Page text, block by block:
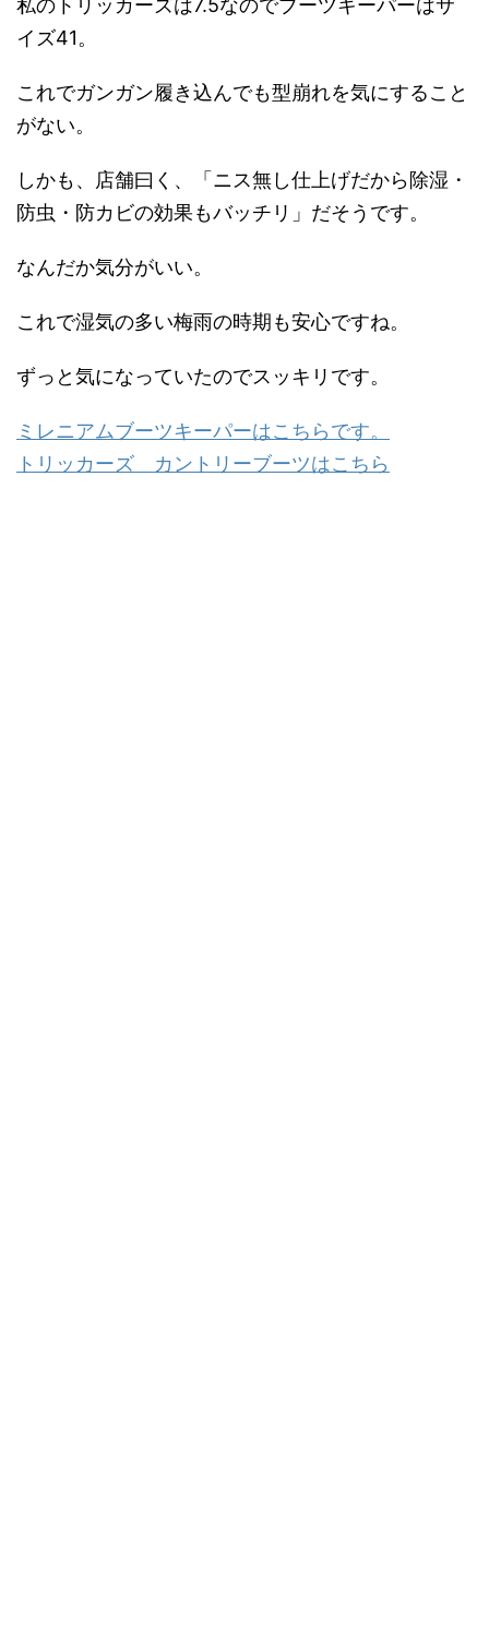
私のトリッカーズは7.5なのでブーツキーパーはサ
イズ41。
これでガンガン履き込んでも型崩れを気にすること
がない。
しかも、店舗曰く、「ニス無し仕上げだから除湿・
防虫・防カビの効果もバッチリ」だそうです。
なんだか気分がいい。
これで湿気の多い梅雨の時期も安心ですね。
ずっと気になっていたのでスッキリです。
ミレニアムブーツキーパーはこちらです。
トリッカーズ カントリーブーツはこちら